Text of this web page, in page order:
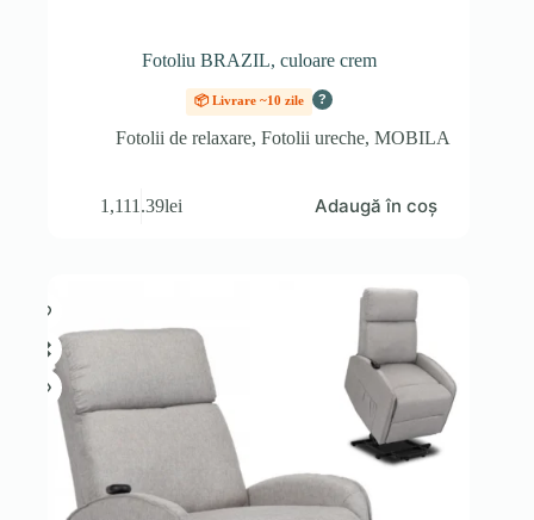
Fotoliu BRAZIL, culoare crem
📦 Livrare ~10 zile ?
Fotolii de relaxare, Fotolii ureche, MOBILA
1,111.39lei Adaugă în coș